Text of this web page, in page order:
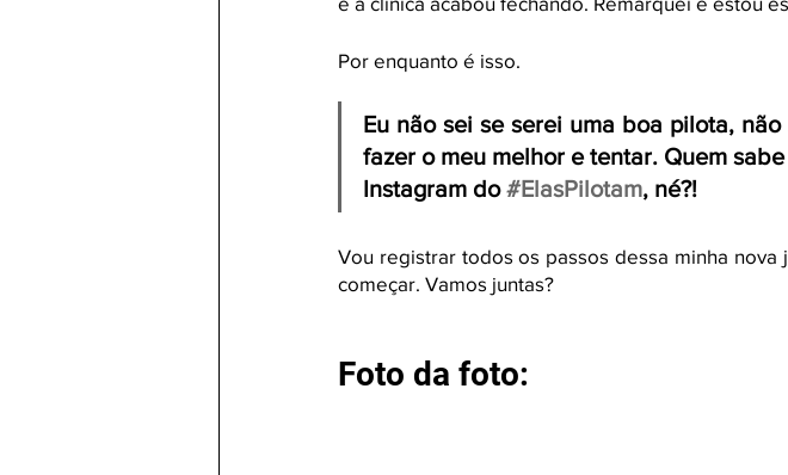
Por enquanto é isso.
Eu não sei se serei uma boa pilota,
fazer o meu melhor e tentar. Quem
Instagram do #ElasPilotam, né?!
Vou registrar todos os passos dessa minha
começar. Vamos juntas?
Foto da foto: